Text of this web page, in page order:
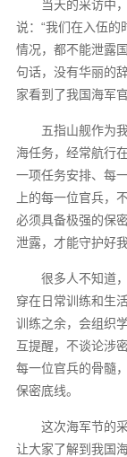
当天的采访中
说：“我们在入伍的
情况，都不能泄露
句话，没有华丽的
家看到了我国海军
五指山舰作为
海任务，经常航行
一项任务安排、每
上的每一位官兵，
必须具备极强的保
泄露，才能守护好
很多人不知道
穿在日常训练和生
训练之余，会组织
互提醒，不谈论涉
每一位官兵的骨髓
保密底线。
这次海军节的
让大家了解到我国